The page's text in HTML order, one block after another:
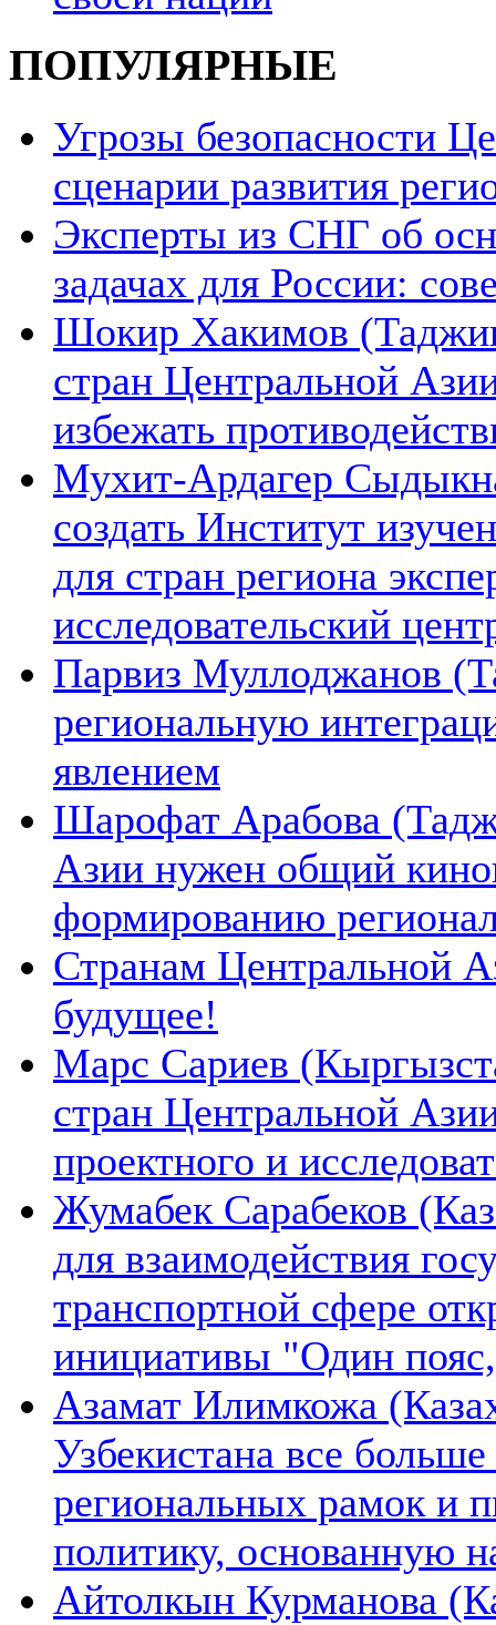
ПОПУЛЯРНЫЕ
Угрозы безопасности
сценарии развития
Эксперты из СНГ об
задачах для России:
Шокир Хакимов
стран Центральной
избежать
Мухит-Ардагер
создать Институт
для стран региона
исследовательский
Парвиз Муллоджанов
региональную
явлением
Шарофат Арабова
Азии нужен общий
формированию
Странам Центральной
будущее!
Марс Сариев
стран Центральной
проектного и
Жумабек Сарабеков
для взаимодействия
транспортной сфере
инициативы "Один
Азамат Илимкожа
Узбекистана все
региональных рамок и
политику, основанную
Айтолкын Курманова